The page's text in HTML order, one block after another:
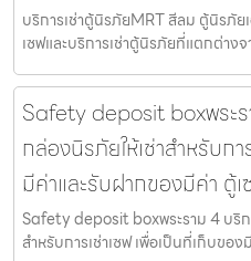
บริการเช่าตู้นิรภัยMRT สีลม ตู้นิรภัย
เซฟและบริการเช่าตู้นิรภัยที่แตกต่าง
Safety deposit boxพระ
กล่องนิรภัยให้เช่าสำหรับก
มีค่าและรับฝากของมีค่า ตู้
Safety deposit boxพระราม 4 บริ
สำหรับการเช่าเซฟ เพื่อเป็นที่เก็บขอ